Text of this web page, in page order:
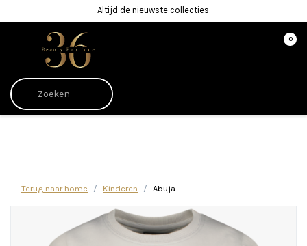
Altijd de nieuwste collecties
0
Terug naar home Kinderen Abuja